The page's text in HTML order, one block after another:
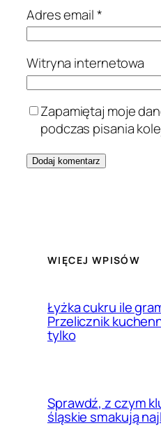
Adres email*
Witryna internetowa
Zapamiętaj moje
podczas pisania
WIĘCEJ WPISÓW
Łyżka cukru ile
Przelicznik
tylko
Sprawdź, z czym
śląskie smakują